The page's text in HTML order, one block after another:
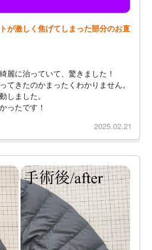
が激しく焦げてしまった部分のお直
麗に治っていて、驚きました！
てきたのかまったくわかりません。
しました。
ったです！
2025.02.21